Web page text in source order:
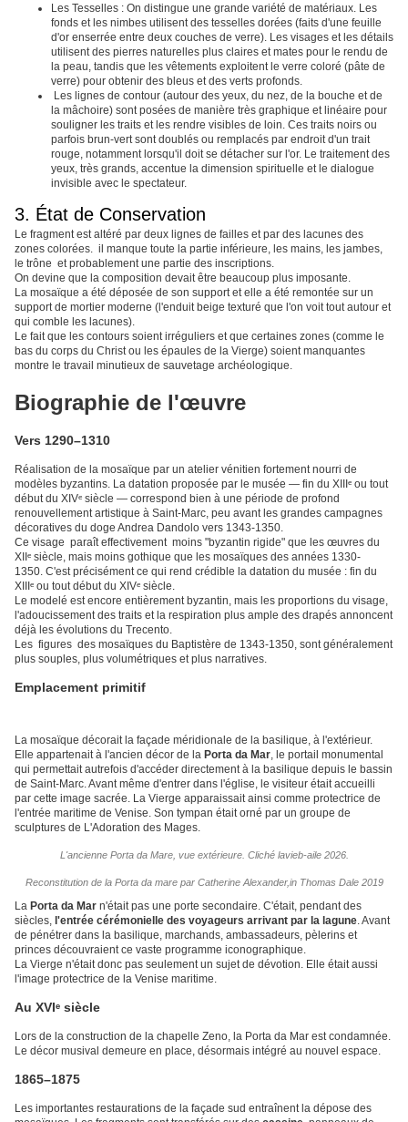
Les Tesselles : On distingue une grande variété de matériaux. Les
fonds et les nimbes utilisent des tesselles dorées (faits d'une feuille
d'or enserrée entre deux couches de verre). Les visages et les détails
utilisent des pierres naturelles plus claires et mates pour le rendu de
la peau, tandis que les vêtements exploitent le verre coloré (pâte de
verre) pour obtenir des bleus et des verts profonds.
Les lignes de contour (autour des yeux, du nez, de la bouche et de
la mâchoire) sont posées de manière très graphique et linéaire pour
souligner les traits et les rendre visibles de loin. Ces traits noirs ou
parfois brun-vert sont doublés ou remplacés par endroit d'un trait
rouge, notamment lorsqu'il doit se détacher sur l'or. Le traitement des
yeux, très grands, accentue la dimension spirituelle et le dialogue
invisible avec le spectateur.
3. État de Conservation
Le fragment est altéré par deux lignes de failles et par des lacunes des
zones colorées. il manque toute la partie inférieure, les mains, les jambes,
le trône et probablement une partie des inscriptions.
On devine que la composition devait être beaucoup plus imposante.
La mosaïque a été déposée de son support et elle a été remontée sur un
support de mortier moderne (l'enduit beige texturé que l'on voit tout autour et
qui comble les lacunes).
Le fait que les contours soient irréguliers et que certaines zones (comme le
bas du corps du Christ ou les épaules de la Vierge) soient manquantes
montre le travail minutieux de sauvetage archéologique.
Biographie de l'œuvre
Vers 1290–1310
Réalisation de la mosaïque par un atelier vénitien fortement nourri de
modèles byzantins. La datation proposée par le musée — fin du XIIIᵉ ou tout
début du XIVᵉ siècle — correspond bien à une période de profond
renouvellement artistique à Saint-Marc, peu avant les grandes campagnes
décoratives du doge Andrea Dandolo vers 1343-1350.
Ce visage paraît effectivement moins "byzantin rigide" que les œuvres du
XIIᵉ siècle, mais moins gothique que les mosaïques des années 1330-
1350. C'est précisément ce qui rend crédible la datation du musée : fin du
XIIIᵉ ou tout début du XIVᵉ siècle.
Le modelé est encore entièrement byzantin, mais les proportions du visage,
l'adoucissement des traits et la respiration plus ample des drapés annoncent
déjà les évolutions du Trecento.
Les figures des mosaïques du Baptistère de 1343-1350, sont généralement
plus souples, plus volumétriques et plus narratives.
Emplacement primitif
La mosaïque décorait la façade méridionale de la basilique, à l'extérieur.
Elle appartenait à l'ancien décor de la Porta da Mar, le portail monumental
qui permettait autrefois d'accéder directement à la basilique depuis le bassin
de Saint-Marc. Avant même d'entrer dans l'église, le visiteur était accueilli
par cette image sacrée. La Vierge apparaissait ainsi comme protectrice de
l'entrée maritime de Venise. Son tympan était orné par un groupe de
sculptures de L'Adoration des Mages.
L'ancienne Porta da Mare, vue extérieure. Cliché lavieb-aile 2026.
Reconstitution de la Porta da mare par Catherine Alexander,in Thomas Dale 2019
La Porta da Mar n'était pas une porte secondaire. C'était, pendant des
siècles, l'entrée cérémonielle des voyageurs arrivant par la lagune. Avant
de pénétrer dans la basilique, marchands, ambassadeurs, pèlerins et
princes découvraient ce vaste programme iconographique.
La Vierge n'était donc pas seulement un sujet de dévotion. Elle était aussi
l'image protectrice de la Venise maritime.
Au XVIᵉ siècle
Lors de la construction de la chapelle Zeno, la Porta da Mar est condamnée.
Le décor musival demeure en place, désormais intégré au nouvel espace.
1865–1875
Les importantes restaurations de la façade sud entraînent la dépose des